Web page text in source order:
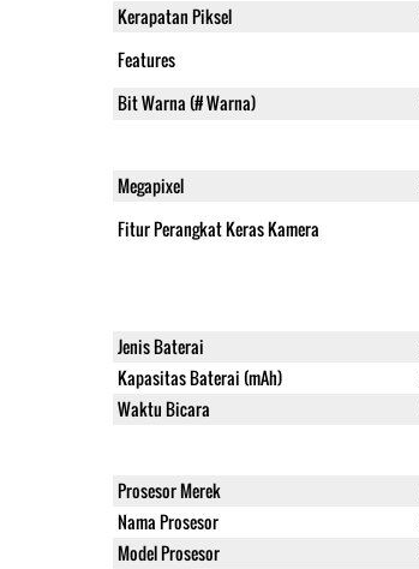
Kerapatan Piksel
Features
Bit Warna (# Warna)
Megapixel
Fitur Perangkat Keras Kamera
Jenis Baterai
Kapasitas Baterai (mAh)
Waktu Bicara
Prosesor Merek
Nama Prosesor
Model Prosesor